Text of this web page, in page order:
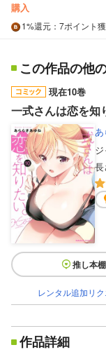
購入
1%還元 ：7ポイント
この作品の他
現在10巻
一式さんは恋を知
ジ
長
推し本棚
レンタル追加リク
作品詳細